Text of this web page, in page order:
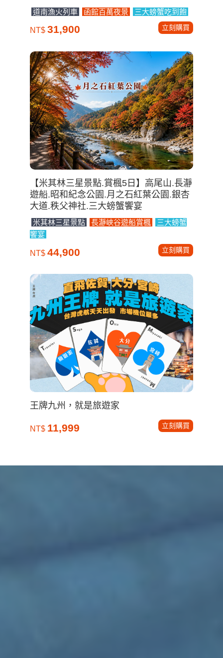
道南漁火列車 函館百萬夜景 三大螃蟹吃到飽
NT$ 31,900 立刻購買
【米其林三星景點.賞楓5日】高尾山.長瀞
遊船.昭和紀念公園.月之石紅葉公園.銀杏
大道.秩父神社.三大螃蟹饗宴
米其林三星景點 長瀞峽谷遊船賞楓
三大螃蟹
饗宴
NT$ 44,900 立刻購買
王牌九州，就是旅遊家
NT$ 11,999 立刻購買